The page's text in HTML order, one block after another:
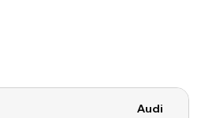
Audi